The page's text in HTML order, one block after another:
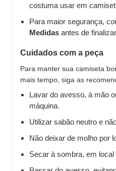
costuma usar em
Para maior segurança,
Medidas antes de
Cuidados com a peça
Para manter sua camiseta
mais tempo, siga as
Lavar do avesso, à mão
máquina.
Utilizar sabão neutro e
Não deixar de molho por
Secar à sombra, em local